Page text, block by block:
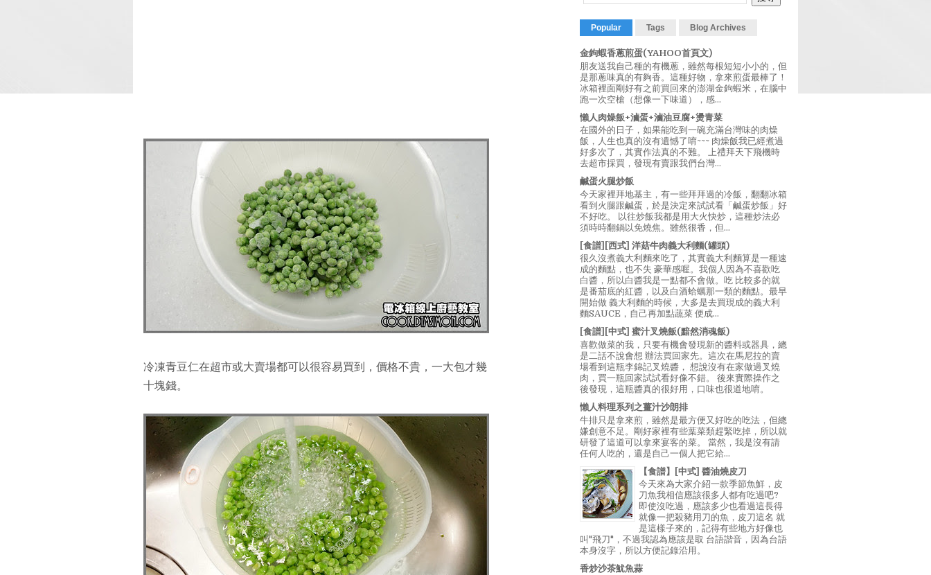
冷凍青豆仁在超市或大賣場都可以很容易買到，價格不貴，一大包才幾
十塊錢。
Popular Tags Blog Archives
金鉤蝦香蔥煎蛋(YAHOO首頁文)
朋友送我自己種的有機蔥，雖然每根短短小小的，但
是那蔥味真的有夠香。這種好物，拿來煎蛋最棒了！
冰箱裡面剛好有之前買回來的澎湖金鉤蝦米，在腦中
跑一次空槍（想像一下味道），感...
懶人肉燥飯+滷蛋+滷油豆腐+燙青菜
在國外的日子，如果能吃到一碗充滿台灣味的肉燥
飯，人生也真的沒有遺憾了唷~~~ 肉燥飯我已經煮過
好多次了，其實作法真的不難。 上禮拜天下飛機時
去超市採買，發現有賣跟我們台灣...
鹹蛋火腿炒飯
今天家裡拜地基主，有一些拜拜過的冷飯，翻翻冰箱
看到火腿跟鹹蛋，於是決定來試試看「鹹蛋炒飯」好
不好吃。 以往炒飯我都是用大火快炒，這種炒法必
須時時翻鍋以免燒焦。雖然很香，但...
[食譜][西式] 洋菇牛肉義大利麵(罐頭)
很久沒煮義大利麵來吃了，其實義大利麵算是一種速
成的麵點，也不失 豪華感喔。我個人因為不喜歡吃
白醬，所以白醬我是一點都不會做。吃 比較多的就
是番茄底的紅醬，以及白酒蛤蠣那一類的麵點。最早
開始做 義大利麵的時候，大多是去買現成的義大利
麵SAUCE，自己再加點蔬菜 便成...
[食譜][中式] 蜜汁叉燒飯(黯然消魂飯)
喜歡做菜的我，只要有機會發現新的醬料或器具，總
是二話不說會想 辦法買回家先。這次在馬尼拉的賣
場看到這瓶李錦記叉燒醬， 想說沒有在家做過叉燒
肉，買一瓶回家試試看好像不錯。 後來實際操作之
後發現，這瓶醬真的很好用，口味也很道地唷。
懶人料理系列之薑汁沙朗排
牛排只是拿來煎，雖然是最方便又好吃的吃法，但總
嫌創意不足。剛好家裡有些葉菜類趕緊吃掉，所以就
研發了這道可以拿來宴客的菜。 當然，我是沒有請
任何人吃的，還是自己一個人把它給...
【食譜】[中式] 醬油燒皮刀
今天來為大家介紹一款季節魚鮮，皮
刀魚我相信應該很多人都有吃過吧?
即使沒吃過，應該多少也看過這長得
就像一把殺豬用刀的魚，皮刀這名 就
是這樣子來的，記得有些地方好像也
叫"飛刀"，不過我認為應該是取 台語諧音，因為台語
本身沒字，所以方便記錄沿用。
香炒沙茶魷魚蒜